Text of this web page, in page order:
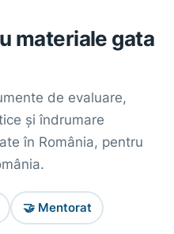
materiale gata
de evaluare,
și îndrumare
în România, pentru
🤝 Mentorat